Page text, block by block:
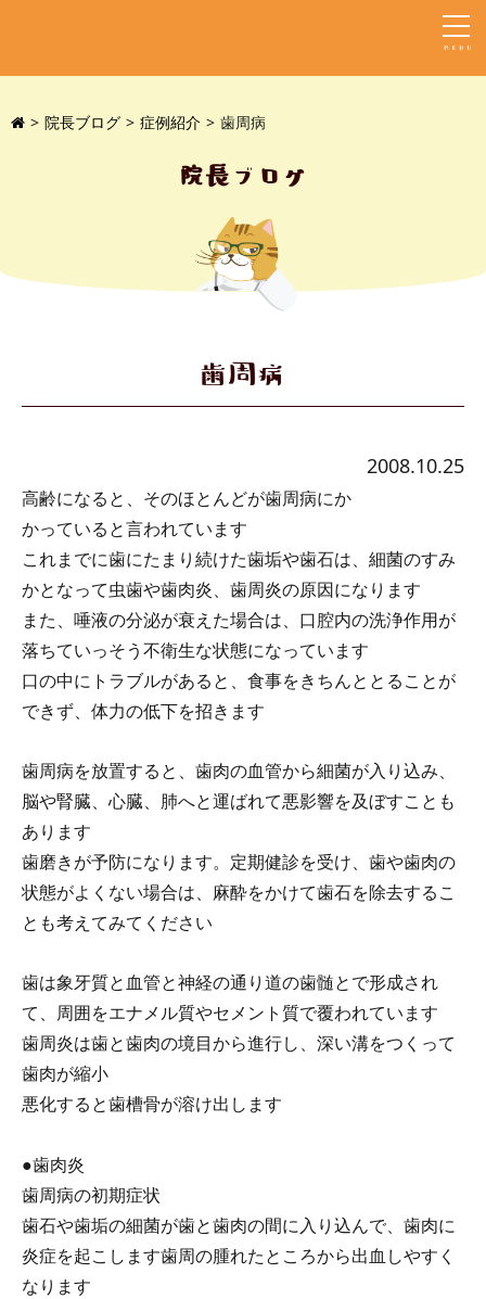
MENU
院長ブログ 症例紹介 歯周病
院長ブログ
歯周病
2008.10.25
高齢になると、そのほとんどが歯周病にか
かっていると言われています
これまでに歯にたまり続けた歯垢や歯石は、細菌のすみ
かとなって虫歯や歯肉炎、歯周炎の原因になります
また、唾液の分泌が衰えた場合は、口腔内の洗浄作用が
落ちていっそう不衛生な状態になっています
口の中にトラブルがあると、食事をきちんととることが
できず、体力の低下を招きます
歯周病を放置すると、歯肉の血管から細菌が入り込み、
脳や腎臓、心臓、肺へと運ばれて悪影響を及ぼすことも
あります
歯磨きが予防になります。定期健診を受け、歯や歯肉の
状態がよくない場合は、麻酔をかけて歯石を除去するこ
とも考えてみてください
歯は象牙質と血管と神経の通り道の歯髄とで形成され
て、周囲をエナメル質やセメント質で覆われています
歯周炎は歯と歯肉の境目から進行し、深い溝をつくって
歯肉が縮小
悪化すると歯槽骨が溶け出します
●歯肉炎
歯周病の初期症状
歯石や歯垢の細菌が歯と歯肉の間に入り込んで、歯肉に
炎症を起こします歯周の腫れたところから出血しやすく
なります